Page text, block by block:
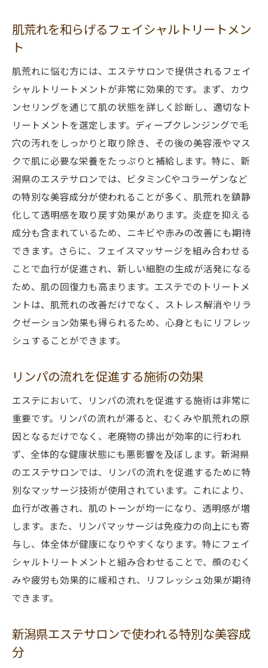
エステでのニキビケアの流れ
ホームケアとエステケアの組み合わせ
新潟県のエステで透明感のある美肌を手に入れ
る方法
フェイシャルエステで透明感を保つ秘訣
新潟県のエステサロンで提供する美白トリ
ートメント
肌のくすみを解消する施術方法
透明感のある肌を維持するためのケア方法
エステで使用される美白成分の効果
透明感を引き出すフェイシャルマッサージ
フェイシャルトリートメントがもたらす肌のハ
リと改善効果
肌のハリを取り戻すための施術
新潟県エステサロンのマッサージ技術
コラーゲンを増やすフェイシャルトリート
エステでの保湿ケアがもたらす効果
肌の弾力を高めるためのエステ施術
ハリのある肌を維持するためのホームケア
しみや肌荒れに効果的なエステサロンの秘密
しみを改善するエステ施術の紹介
肌荒れを解消するための特別なトリートメ
ント
新潟県エステサロンが使用する美肌成分
しみに効果的なフェイシャルエステの工程
肌荒れ防止のためのエステアドバイス
エステでの継続的なケアがしみに及ぼす効
エステで肌の悩みを解消！新潟県のおすすめト
リートメント
肌荒れを和らげるフェイシャルトリートメン
ト
肌荒れに悩む方には、エステサロンで提供されるフェイ
シャルトリートメントが非常に効果的です。まず、カウ
ンセリングを通じて肌の状態を詳しく診断し、適切なト
リートメントを選定します。ディープクレンジングで毛
穴の汚れをしっかりと取り除き、その後の美容液やマス
クで肌に必要な栄養をたっぷりと補給します。特に、新
潟県のエステサロンでは、ビタミンCやコラーゲンなど
の特別な美容成分が使われることが多く、肌荒れを鎮静
化して透明感を取り戻す効果があります。炎症を抑える
成分も含まれているため、ニキビや赤みの改善にも期待
できます。さらに、フェイスマッサージを組み合わせる
ことで血行が促進され、新しい細胞の生成が活発になる
ため、肌の回復力も高まります。エステでのトリートメ
ントは、肌荒れの改善だけでなく、ストレス解消やリラ
クゼーション効果も得られるため、心身ともにリフレッ
シュすることができます。
リンパの流れを促進する施術の効果
エステにおいて、リンパの流れを促進する施術は非常に
重要です。リンパの流れが滞ると、むくみや肌荒れの原
因となるだけでなく、老廃物の排出が効率的に行われ
ず、全体的な健康状態にも悪影響を及ぼします。新潟県
のエステサロンでは、リンパの流れを促進するために特
別なマッサージ技術が使用されています。これにより、
血行が改善され、肌のトーンが均一になり、透明感が増
します。また、リンパマッサージは免疫力の向上にも寄
与し、体全体が健康になりやすくなります。特にフェイ
シャルトリートメントと組み合わせることで、顔のむく
みや疲労も効果的に緩和され、リフレッシュ効果が期待
できます。
新潟県エステサロンで使われる特別な美容成
分